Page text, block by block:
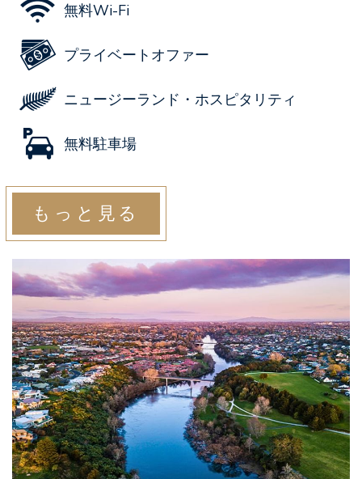
無料Wi-Fi
プライベートオファー
ニュージーランド・ホスピタリティ
無料駐車場
もっと見る